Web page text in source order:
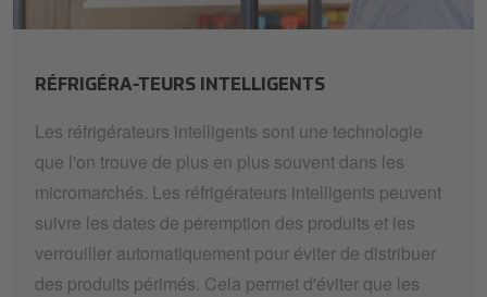
RÉFRIGÉRA-TEURS INTELLIGENTS
Les réfrigérateurs intelligents sont une technologie
que l'on trouve de plus en plus souvent dans les
micromarchés. Les réfrigérateurs intelligents peuvent
suivre les dates de péremption des produits et les
verrouiller automatiquement pour éviter de distribuer
des produits périmés. Cela permet d'éviter que les